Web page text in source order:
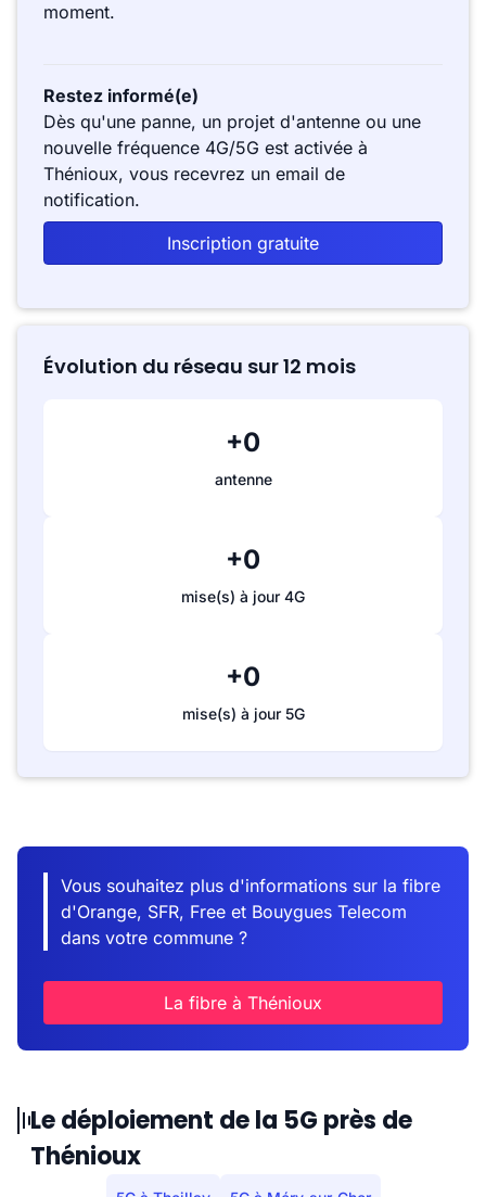
moment.
Restez informé(e)
Dès qu'une panne, un projet d'antenne ou une
nouvelle fréquence 4G/5G est activée à
Thénioux, vous recevrez un email de
notification.
Inscription gratuite
Évolution du réseau sur 12 mois
+0
antenne
+0
mise(s) à jour 4G
+0
mise(s) à jour 5G
Vous souhaitez plus d'informations sur la fibre
d'Orange, SFR, Free et Bouygues Telecom
dans votre commune ?
La fibre à Thénioux
Le déploiement de la 5G près de
Thénioux